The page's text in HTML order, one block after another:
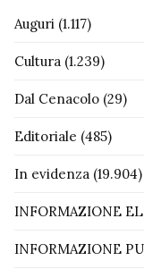
Auguri (1.117)
Cultura (1.239)
Dal Cenacolo (29)
Editoriale (485)
In evidenza (19.904)
INFORMAZIONE
INFORMAZIONE